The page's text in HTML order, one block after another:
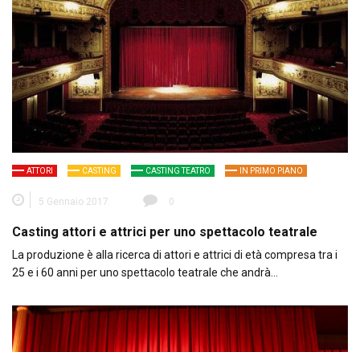
ATTORI CASTING CASTING TEATRO IN PRIMO PIANO
5 Gennaio 2017 0
Casting attori e attrici per uno spettacolo teatrale
La produzione è alla ricerca di attori e attrici di età compresa tra i
25 e i 60 anni per uno spettacolo teatrale che andrà…